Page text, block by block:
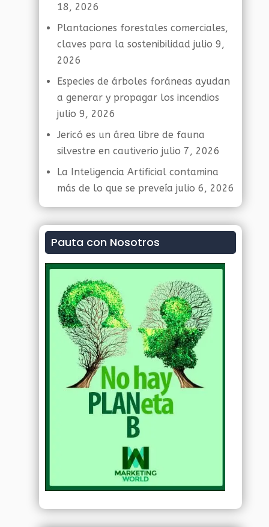
18, 2026
Plantaciones forestales comerciales,
claves para la sostenibilidad julio 9,
2026
Especies de árboles foráneas ayudan
a generar y propagar los incendios
julio 9, 2026
Jericó es un área libre de fauna
silvestre en cautiverio julio 7, 2026
La Inteligencia Artificial contamina
más de lo que se preveía julio 6, 2026
Pauta con Nosotros